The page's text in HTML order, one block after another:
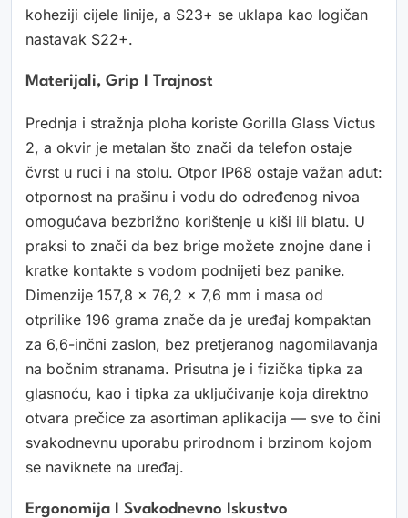
koheziji cijele linije, a S23+ se uklapa kao logičan
nastavak S22+.
Materijali, Grip I Trajnost
Prednja i stražnja ploha koriste Gorilla Glass Victus
2, a okvir je metalan što znači da telefon ostaje
čvrst u ruci i na stolu. Otpor IP68 ostaje važan adut:
otpornost na prašinu i vodu do određenog nivoa
omogućava bezbrižno korištenje u kiši ili blatu. U
praksi to znači da bez brige možete znojne dane i
kratke kontakte s vodom podnijeti bez panike.
Dimenzije 157,8 x 76,2 x 7,6 mm i masa od
otprilike 196 grama znače da je uređaj kompaktan
za 6,6-inčni zaslon, bez pretjeranog nagomilavanja
na bočnim stranama. Prisutna je i fizička tipka za
glasnoću, kao i tipka za uključivanje koja direktno
otvara prečice za asortiman aplikacija — sve to čini
svakodnevnu uporabu prirodnom i brzinom kojom
se naviknete na uređaj.
Ergonomija I Svakodnevno Iskustvo